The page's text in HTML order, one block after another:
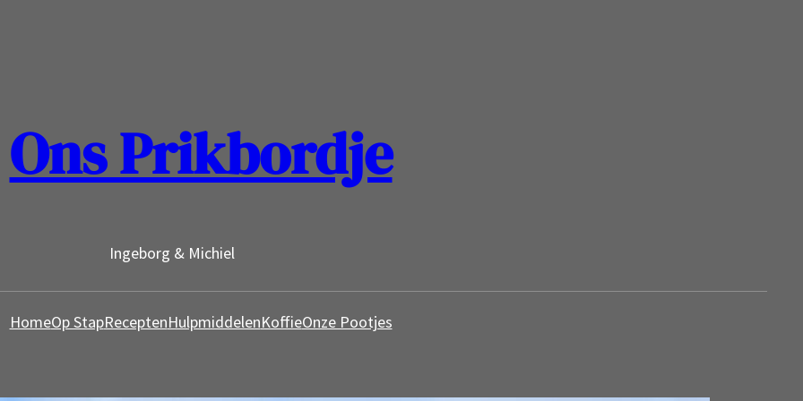
Ons Prikbordje
Ingeborg & Michiel
HomeOp StapReceptenHulpmiddelenKoffieOnze Pootjes